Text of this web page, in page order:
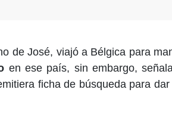
de José, viajó a Bélgica para
en ese país, sin embargo,
ficha de búsqueda para